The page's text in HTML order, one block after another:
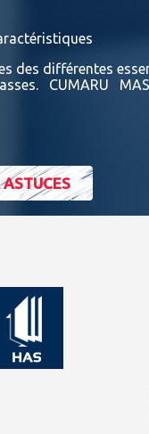
des différentes
CUMARU